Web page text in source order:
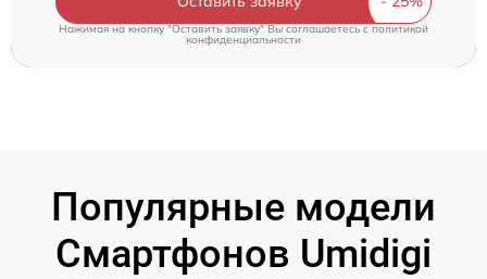
Нажимая на кнопку "Оставить заявку" Вы соглашаетесь c политикой
конфиденциальности
Популярные модели
Смартфонов Umidigi